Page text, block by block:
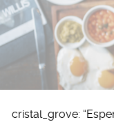
cristal_grove: